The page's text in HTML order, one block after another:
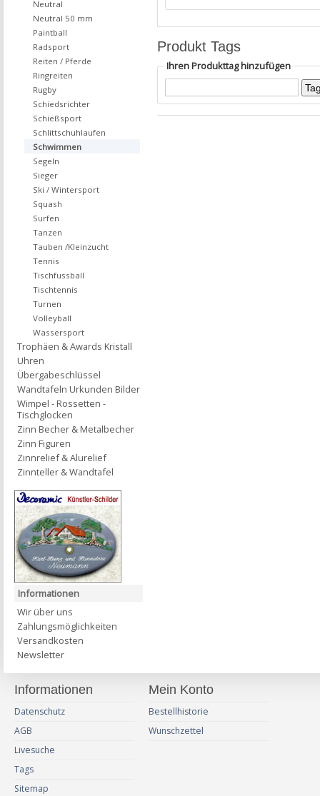
Produkt Tags
Ihren Produkttag hinzufügen
Neutral
Neutral 50 mm
Paintball
Radsport
Reiten / Pferde
Ringreiten
Rugby
Schiedsrichter
Schießsport
Schlittschuhlaufen
Schwimmen
Segeln
Sieger
Ski / Wintersport
Squash
Surfen
Tanzen
Tauben /Kleinzucht
Tennis
Tischfussball
Tischtennis
Turnen
Volleyball
Wassersport
Trophäen & Awards Kristall
Uhren
Übergabeschlüssel
Wandtafeln Urkunden Bilder
Wimpel - Rossetten -
Tischglocken
Zinn Becher & Metalbecher
Zinn Figuren
Zinnrelief & Alurelief
Zinnteller & Wandtafel
Informationen
Wir über uns
Zahlungsmöglichkeiten
Versandkosten
Newsletter
Informationen
Datenschutz
AGB
Livesuche
Tags
Sitemap
Mein Konto
Bestellhistorie
Wunschzettel